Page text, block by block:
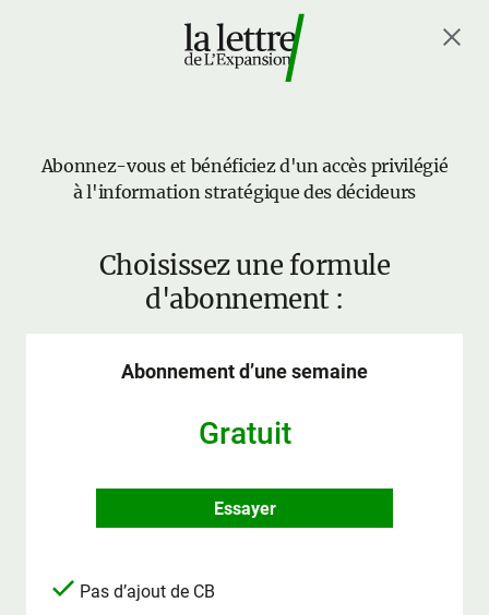
Abonnez-vous et bénéficiez d'un accès privilégié
à l'information stratégique des décideurs
Choisissez une formule
d'abonnement :
Abonnement d’une semaine
Gratuit
Essayer
Pas d’ajout de CB